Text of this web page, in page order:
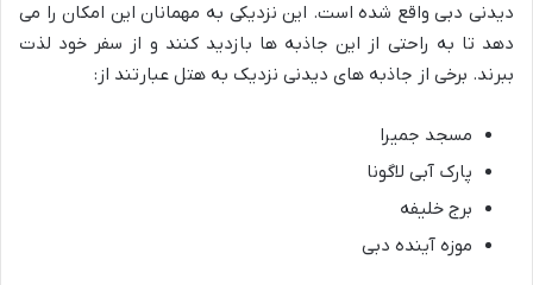
دیدنی دبی واقع شده است. این نزدیکی به مهمانان این امکان را می
دهد تا به راحتی از این جاذبه ها بازدید کنند و از سفر خود لذت
ببرند. برخی از جاذبه های دیدنی نزدیک به هتل عبارتند از:
مسجد جمیرا
پارک آبی لاگونا
برج خلیفه
موزه آینده دبی